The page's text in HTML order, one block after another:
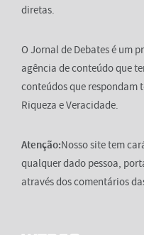
diretas.
O Jornal de Debates é um
agência de conteúdo que
conteúdos que respondam
Riqueza e Veracidade.
Atenção:Nosso site tem
qualquer dado pessoa,
através dos comentários